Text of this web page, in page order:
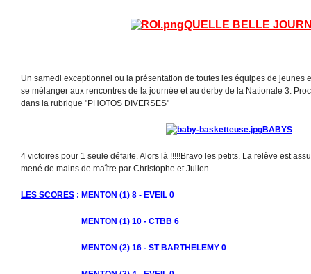
QUELLE BELLE
Un samedi exceptionnel ou la présentation de toutes les équipes de jeunes
se mélanger aux rencontres de la journée et au derby de la Nationale 3.
dans la rubrique "PHOTOS DIVERSES"
BABYS
4 victoires pour 1 seule défaite. Alors là !!!!!Bravo les petits. La relève est
mené de mains de maître par Christophe et Julien
LES SCORES : MENTON (1) 8 - EVEIL 0
MENTON (1) 10 - CTBB 6
MENTON (2) 16 - ST BARTHELEMY 0